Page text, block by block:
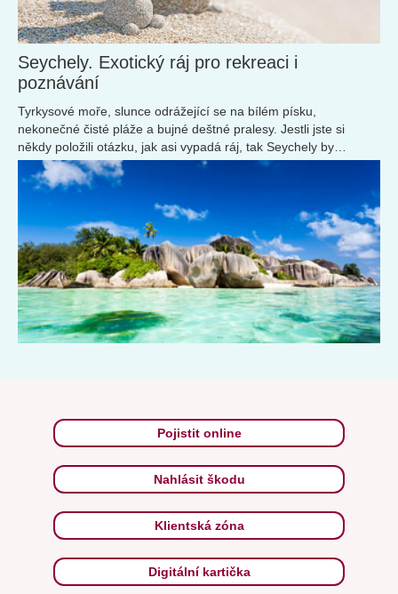
Seychely. Exotický ráj pro rekreaci i
poznávání
Tyrkysové moře, slunce odrážející se na bílém písku,
nekonečné čisté pláže a bujné deštné pralesy. Jestli jste si
někdy položili otázku, jak asi vypadá ráj, tak Seychely by
takovému obrázku mohly odpovídat.
Pojistit online
Nahlásit škodu
Klientská zóna
Digitální kartička